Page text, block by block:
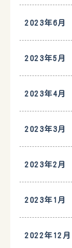
2023年6月
2023年5月
2023年4月
2023年3月
2023年2月
2023年1月
2022年12月